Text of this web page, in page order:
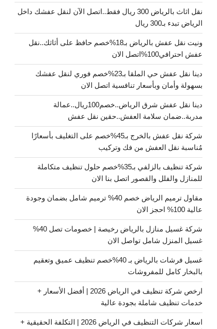
نقل اثاث بالرياض 300 ريال فقط..اتصل الآن لنقل عفشك داخل
الرياض تبدء بـ300 ريال
ونيت نقل عفش بالرياض بـ18%خصم حافظ على أثاثك..نقل
عفش احترافي100%اتصل الان
دينا نقل عفش حي الملقا بـ23%خصم فوري لنقل عفشك
بسهولة وأمان وبأسعار تنافسية اتصل الان
دينا نقل عفش شرق الرياض..خصم100ريال..عمالة
مدربة..ضمان سلامة العفش..حقين نقل عفش
شركة نقل عفش بالخرج بـ45%خصم على التغليف بأسعارًا
مُناسبة نقل العفش من فك وتركيب
شركة تنظيف بالزلفي بـ35%خصم حلول تنظيف متكاملة
للمنازل والفلل والقصور اتصل بنا الان
مقاول ترميم الرياض خصم 40% ترميم شامل بضمان وجودة
عالية 100% احجز الان
شركة غسيل منازل بالرياض رخيصة | خصومات تصل 40%
غسيل المنزل شامل تواصل الان
غسيل فرشات بالرياض بـ 40%خصم تنظيف عميق وتعقيم
بالبخار كامل للمفروشات
ارخص شركة تنظيف في الرياض 2026 | أفضل الأسعار +
خدمات تنظيف شاملة بجودة عالية
اسعار شركات التنظيف في الرياض 2026 | التكلفة الحقيقية +